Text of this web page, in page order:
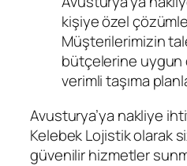
kişiye özel
Müşterilerimizin
bütçelerine uygun
verimli taşıma
Avusturya’ya nakliye
Kelebek Lojistik olarak
güvenilir hizmetler